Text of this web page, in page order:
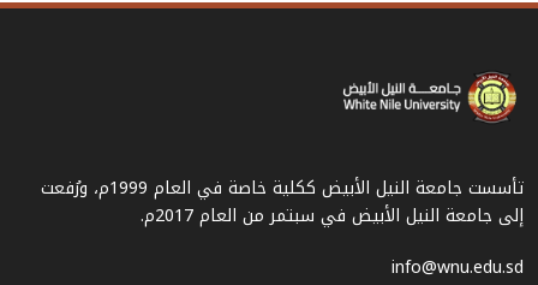
تأسست جامعة النيل الأبيض ككلية خاصة في العام 1999م، ورُفعت
إلى جامعة النيل الأبيض في سبتمر من العام 2017م.
info@wnu.edu.sd